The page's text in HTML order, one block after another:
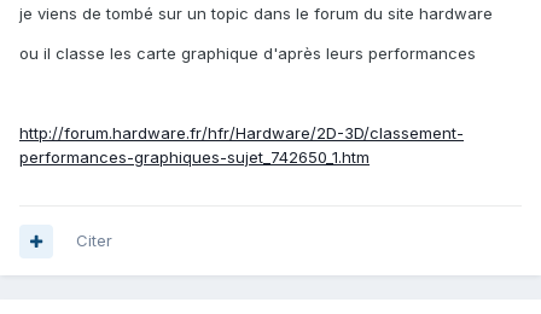
je viens de tombé sur un topic dans le forum du site hardware
ou il classe les carte graphique d'après leurs performances
http://forum.hardware.fr/hfr/Hardware/2D-3D/classement-
performances-graphiques-sujet_742650_1.htm
Citer